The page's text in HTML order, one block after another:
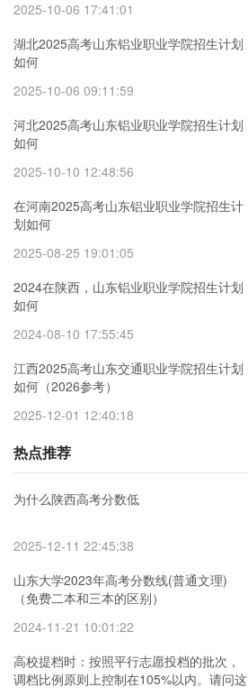
2025-10-06 17:41:01
湖北2025高考山东铝业职业学院招生计划
如何
2025-10-06 09:11:59
河北2025高考山东铝业职业学院招生计划
如何
2025-10-10 12:48:56
在河南2025高考山东铝业职业学院招生计
划如何
2025-08-25 19:01:05
2024在陕西，山东铝业职业学院招生计划
如何
2024-08-10 17:55:45
江西2025高考山东交通职业学院招生计划
如何（2026参考）
2025-12-01 12:40:18
热点推荐
为什么陕西高考分数低
2025-12-11 22:45:38
山东大学2023年高考分数线(普通文理)
（免费二本和三本的区别）
2024-11-21 10:01:22
高校提档时：按照平行志愿投档的批次，
调档比例原则上控制在105%以内。请问这